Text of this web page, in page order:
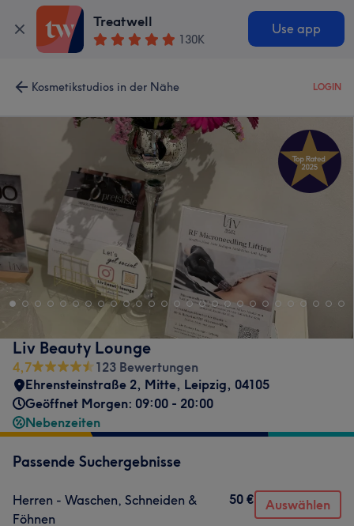
Treatwell
130K
Use app
Kosmetikstudios in der Nähe LOGIN
Liv Beauty Lounge
4,7
123 Bewertungen
Ehrensteinstraße 2, Mitte, Leipzig, 04105
Geöffnet Morgen: 09:00 - 20:00
Nebenzeiten
Passende Suchergebnisse
Herren - Waschen, Schneiden &
Föhnen
50 € Auswählen